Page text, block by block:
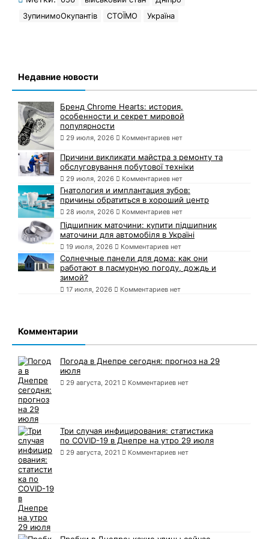
ЗупинимоОкупантів
СТОЇМО Україна
Недавние новости
Бренд Chrome Hearts: история,
особенности и секрет мировой
популярности
29 июля, 2026 Комментариев нет
Причини викликати майстра з ремонту та
обслуговування побутової техніки
29 июля, 2026 Комментариев нет
Гнатология и имплантация зубов:
причины обратиться в хороший центр
28 июля, 2026 Комментариев нет
Підшипник маточини: купити підшипник
маточини для автомобіля в Україні
19 июля, 2026 Комментариев нет
Солнечные панели для дома: как они
работают в пасмурную погоду, дождь и
зимой?
17 июля, 2026 Комментариев нет
Комментарии
Погода в Днепре сегодня: прогноз на 29
июля
29 августа, 2021 Комментариев нет
Три случая инфицирования: статистика
по COVID-19 в Днепре на утро 29 июля
29 августа, 2021 Комментариев нет